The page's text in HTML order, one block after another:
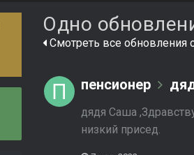
Одно
Смотреть все обновления
пенсионер
дядя Саша
низкий присед.